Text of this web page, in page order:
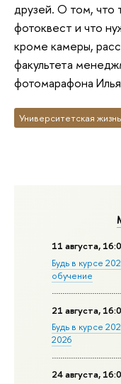
11 августа,
Будь в курсе
обучение
21 августа,
Будь в курсе
2026
24 августа,
друзей. О том, что
фотоквест и что
кроме камеры,
факультета
фотомарафона
Университетская жизнь